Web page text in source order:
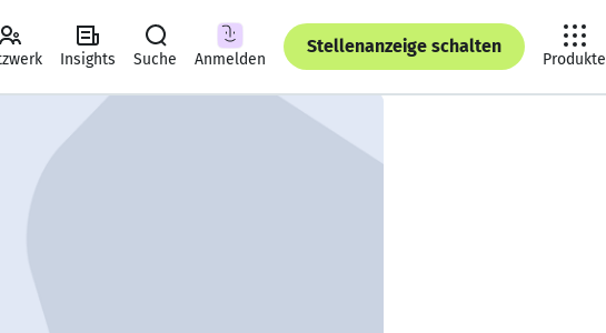
Insights Suche Anmelden
Stellenanzeige schalten
Produkte